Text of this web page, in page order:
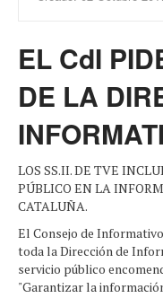
EL CdI
DE LA
LOS SS.II. DE TVE
PÚBLICO EN LA
CATALUÑA.
El Consejo de
toda la Dirección de
servicio público
"Garantizar la